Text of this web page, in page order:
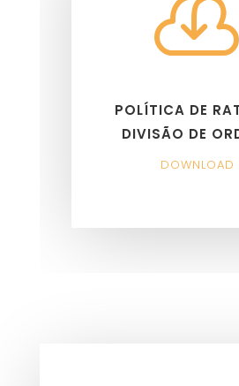

POLÍTICA DE
DIVISÃO DE
DOWNLOAD